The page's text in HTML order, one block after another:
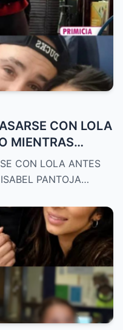
CON LOLA
MIENTRAS
CON LOLA ANTES
PANTOJA…